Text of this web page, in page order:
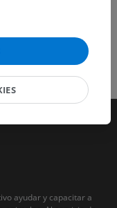
ayudar y capacitar a